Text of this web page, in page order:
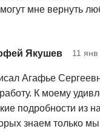
мне вернуть
Якушев 11 янв
Агафье
К моему
подробности из
знаем только